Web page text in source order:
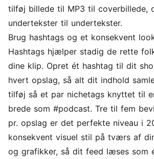
tilføj billede til MP3 til coverbillede,
undertekster til undertekster.
Brug hashtags og et konsekvent
Hashtags hjælper stadig de rette
dine klip. Opret ét hashtag til dit
hvert opslag, så alt dit indhold
tilføj så et par nichetags knyttet til
brede som #podcast. Tre til fem
pr. opslag er det perfekte niveau i
konsekvent visuel stil på tværs af
og grafikker, så dit feed læses som